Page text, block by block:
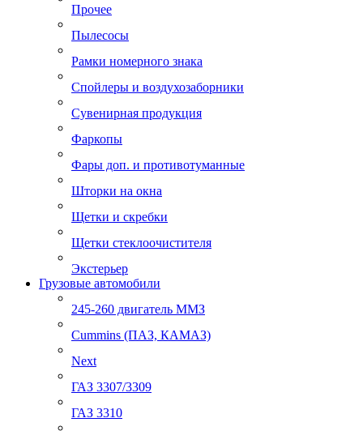
Прочее
Пылесосы
Рамки номерного знака
Спойлеры и воздухозаборники
Сувенирная продукция
Фаркопы
Фары доп. и противотуманные
Шторки на окна
Щетки и скребки
Щетки стеклоочистителя
Экстерьер
Грузовые автомобили
245-260 двигатель ММЗ
Cummins (ПАЗ, КАМАЗ)
Next
ГАЗ 3307/3309
ГАЗ 3310